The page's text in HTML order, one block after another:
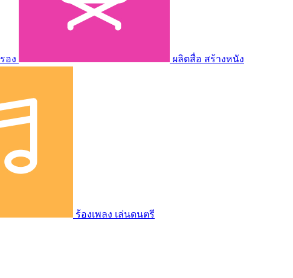
อง ผลิตสื่อ สร้างหนัง
ร้องเพลง เล่นดนตรี